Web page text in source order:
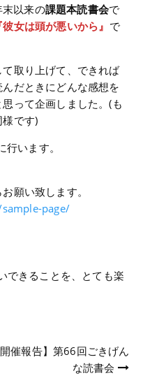
以来の課題本読書会で
女は頭が悪いから』 で
取り上げて、できれば
だときにどんな感想を
って企画しました。(も
です)
います。
願い致します。
page/
できることを、とても楽
開催報告】第66回ごきげん
な読書会